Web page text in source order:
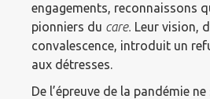
engagements, reconnaissons
pionniers du care. Leur vision,
convalescence, introduit un
aux détresses.
De l’épreuve de la pandémie